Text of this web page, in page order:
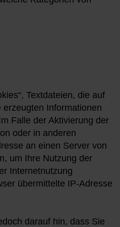
Textdateien, die auf
Informationen
Falle der Aktivierung der
oder in anderen
an einen Server von
um Ihre Nutzung der
Internetnutzung
übermittelte IP-Adresse
darauf hin, dass Sie